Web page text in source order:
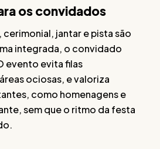
os convidados
jantar e pista são
integrada, o convidado
evento evita filas
ociosas, e valoriza
como homenagens e
sem que o ritmo da festa